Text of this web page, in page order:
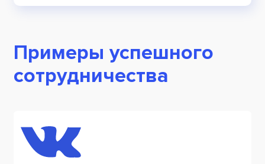
Примеры успешного
сотрудничества